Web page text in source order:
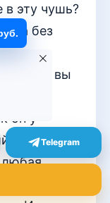
в эту чушь?
без
как вы
он у
По
любая
Telegram